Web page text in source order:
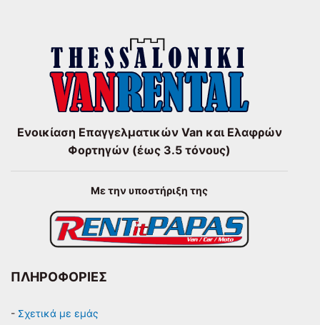
Ενοικίαση Επαγγελματικών Van και Ελαφρών
Φορτηγών (έως 3.5 τόνους)
Με την υποστήριξη της
ΠΛΗΡΟΦΟΡΙΕΣ
- Σχετικά με εμάς